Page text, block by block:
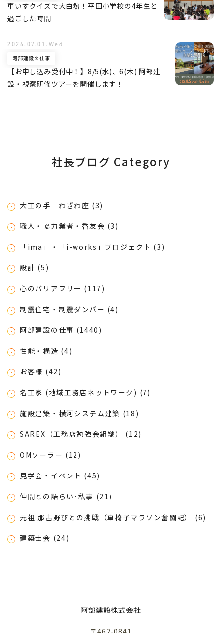
車いすクイズで大白熱！平田小学校の4年生と
過ごした時間
【お申し込み受付中！】8/5(水)、6(木) 阿部建
設・視察研修ツアーを開催します！
阿部建設の仕事
2026.07.01.Wed
社長ブログ Category
大工の手 わざわ座 (3)
職人・協力業者・香友会 (3)
「ima」・「i-works」プロジェクト (3)
設計 (5)
心のバリアフリー (117)
制震住宅・制震ダンパー (4)
阿部建設の仕事 (1440)
性能・構造 (4)
お客様 (42)
名工家 (地域工務店ネットワーク) (7)
施設建築・横河システム建築 (18)
SAREX（工務店勉強会組織） (12)
OMソーラー (12)
見学会・イベント (45)
仲間との語らい･私事 (21)
元祖 那古野びとの挑戦（車椅子マラソン奮闘記） (6)
建築士会 (24)
〒462-0841